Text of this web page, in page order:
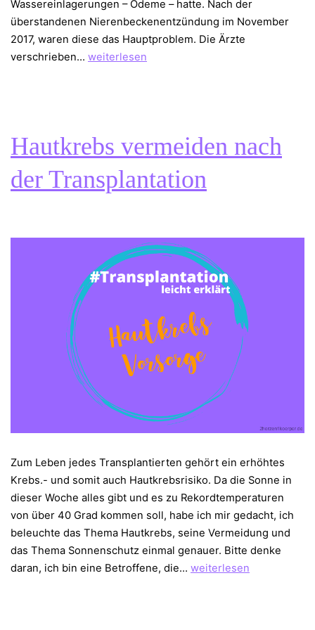
Wassereinlagerungen – Ödeme – hatte. Nach der
überstandenen Nierenbeckenentzündung im November
2017, waren diese das Hauptproblem. Die Ärzte
verschrieben… 2
ein
Fazit
weiterlesen
Hautkrebs vermeiden nach
der Transplantation
Zum Leben jedes Transplantierten gehört ein erhöhtes
Krebs.- und somit auch Hautkrebsrisiko. Da die Sonne in
dieser Woche alles gibt und es zu Rekordtemperaturen
von über 40 Grad kommen soll, habe ich mir gedacht, ich
beleuchte das Thema Hautkrebs, seine Vermeidung und
das Thema Sonnenschutz einmal genauer. Bitte denke
daran, ich bin eine Betroffene, die… Hautkrebs
weiterlesen